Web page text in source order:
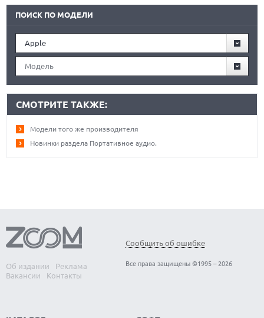
ПОИСК ПО МОДЕЛИ
Apple
Модель
СМОТРИТЕ ТАКЖЕ:
Модели того же производителя
Новинки раздела Портативное аудио.
Об издании
Реклама
Вакансии
Контакты
Сообщить об ошибке
Все права защищены ©1995 – 2026